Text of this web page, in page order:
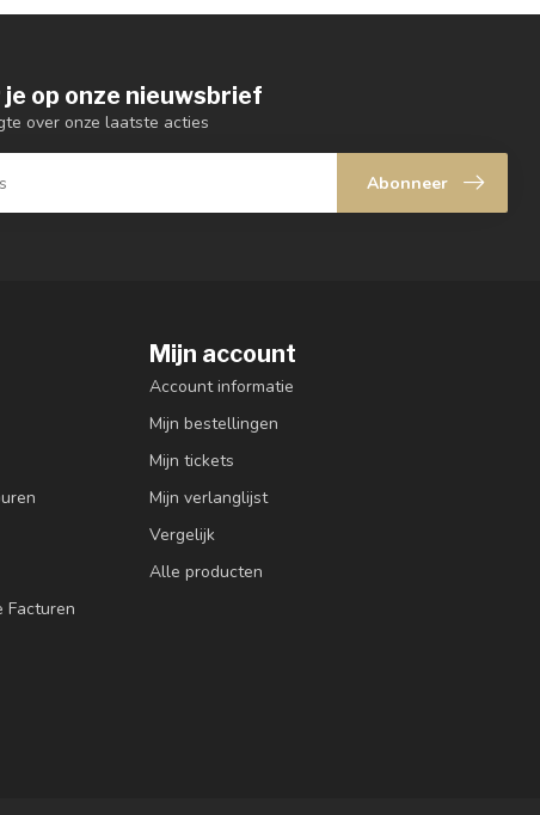
op onze nieuwsbrief
over onze laatste acties
Abonneer
Facturen
Mijn account
Account informatie
Mijn bestellingen
Mijn tickets
Mijn verlanglijst
Vergelijk
Alle producten